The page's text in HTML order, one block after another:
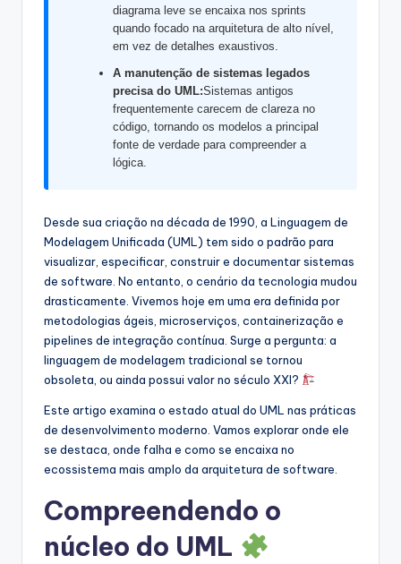
U
p
d
diagrama leve se encaixa nos sprints
quando focado na arquitetura de alto nível,
em vez de detalhes exaustivos.
A manutenção de sistemas legados
precisa do UML:Sistemas antigos
frequentemente carecem de clareza no
código, tornando os modelos a principal
fonte de verdade para compreender a
lógica.
Desde sua criação na década de 1990, a Linguagem de
Modelagem Unificada (UML) tem sido o padrão para
visualizar, especificar, construir e documentar sistemas
de software. No entanto, o cenário da tecnologia mudou
drasticamente. Vivemos hoje em uma era definida por
metodologias ágeis, microserviços, containerização e
pipelines de integração contínua. Surge a pergunta: a
linguagem de modelagem tradicional se tornou
obsoleta, ou ainda possui valor no século XXI?
Este artigo examina o estado atual do UML nas práticas
de desenvolvimento moderno. Vamos explorar onde ele
se destaca, onde falha e como se encaixa no
ecossistema mais amplo da arquitetura de software.
Compreendendo o
núcleo do UML